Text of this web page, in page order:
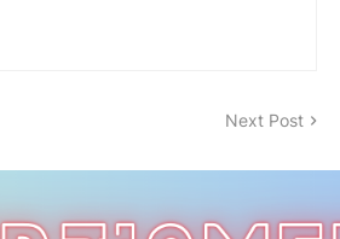
Next Post